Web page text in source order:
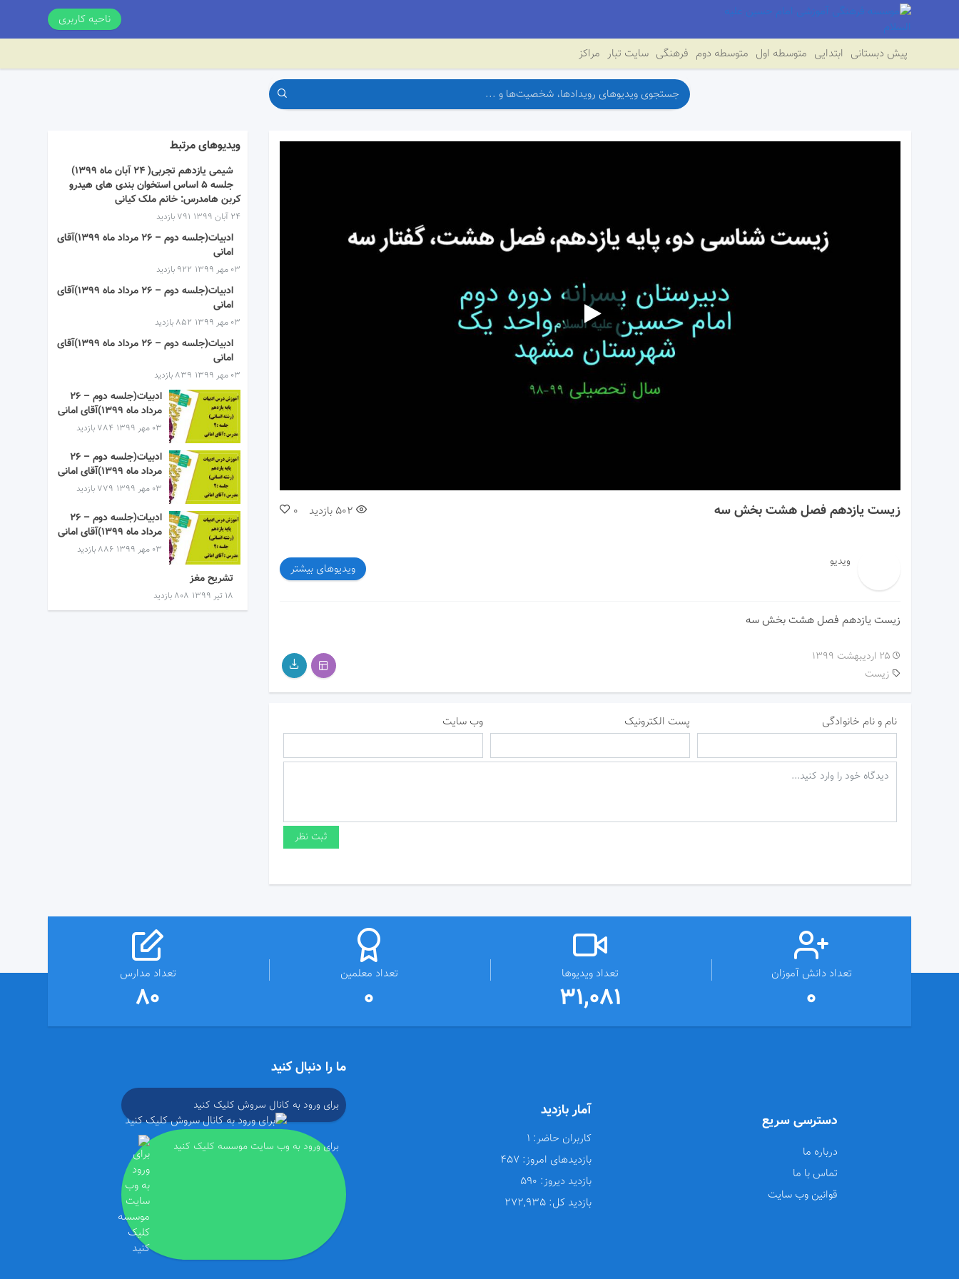
ناحیه کاربری
پیش دبستانی ابتدایی متوسطه اول متوسطه دوم فرهنگی سایت تبار مراکز
زیست یازدهم فصل هشت بخش سه 0 502 بازدید
ویدیو ویدیوهای بیشتر
زیست یازدهم فصل هشت بخش سه
۲۵ اردیبهشت ۱۳۹۹
زیست
نام و نام خانوادگی پست الکترونیک وب سایت
ویدیوهای مرتبط
شیمی یازدهم تجربی( ۲۴ آبان ماه ۱۳۹۹)
جلسه ۵ اساس استخوان بندی های هیدرو
کربن هامدرس: خانم ملک کیانی
۲۴ آبان ۱۳۹۹ 791 بازدید
ادبیات(جلسه دوم – ۲۶ مرداد ماه ۱۳۹۹)آقای
امانی
۰۳ مهر ۱۳۹۹ 922 بازدید
ادبیات(جلسه دوم – ۲۶ مرداد ماه ۱۳۹۹)آقای
امانی
۰۳ مهر ۱۳۹۹ 852 بازدید
ادبیات(جلسه دوم – ۲۶ مرداد ماه ۱۳۹۹)آقای
امانی
۰۳ مهر ۱۳۹۹ 839 بازدید
ادبیات(جلسه دوم – ۲۶
مرداد ماه ۱۳۹۹)آقای امانی
۰۳ مهر ۱۳۹۹ 784 بازدید
ادبیات(جلسه دوم – ۲۶
مرداد ماه ۱۳۹۹)آقای امانی
۰۳ مهر ۱۳۹۹ 779 بازدید
ادبیات(جلسه دوم – ۲۶
مرداد ماه ۱۳۹۹)آقای امانی
۰۳ مهر ۱۳۹۹ 886 بازدید
تشریح مغز
۱۸ تیر ۱۳۹۹ 808 بازدید
تعداد دانش آموزان
0
تعداد ویدیوها
31,081
تعداد معلمین
0
تعداد مدارس
80
دسترسی سریع
درباره ما
تماس با ما
قوانین وب سایت
آمار بازدید
کاربران حاضر:
بازدیدهای امروز:
بازدید دیروز:
بازدید کل:
ما را دنبال کنید
برای ورود به کانال سروش کلیک کنید
برای ورود به وب سایت موسسه کلیک کنید